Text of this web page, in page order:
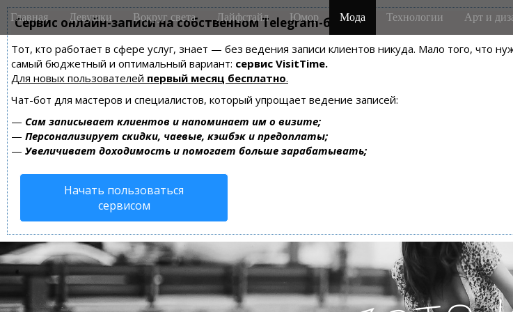
Сервис онлайн-записи на собственном Telegram-боте
Тот, кто работает в сфере услуг, знает — без ведения записи клиентов никуда. Мало того, что
самый бюджетный и оптимальный вариант: сервис VisitTime.
Для новых пользователей первый месяц бесплатно.
Чат-бот для мастеров и специалистов, который упрощает ведение записей:
— Сам записывает клиентов и напоминает им о визите;
— Персонализирует скидки, чаевые, кэшбэк и предоплаты;
— Увеличивает доходимость и помогает больше зарабатывать;
Начать пользоваться
сервисом
M
a
n
m
e
n
u
i
Главная Девушки Вокруг света Лайфстайл Юмор Мода Технологии Арт и